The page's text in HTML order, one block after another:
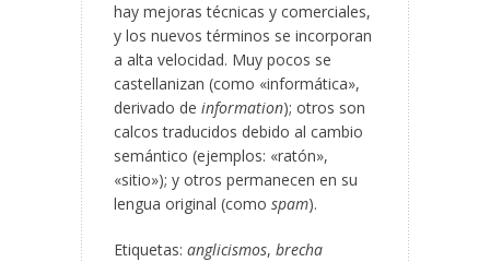
hay mejoras técnicas y comerciales,
y los nuevos términos se incorporan
a alta velocidad. Muy pocos se
castellanizan (como «informática»,
derivado de information); otros son
calcos traducidos debido al cambio
semántico (ejemplos: «ratón»,
«sitio»); y otros permanecen en su
lengua original (como spam).
Etiquetas: anglicismos, brecha